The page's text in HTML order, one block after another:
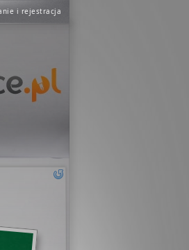
i rejestracja